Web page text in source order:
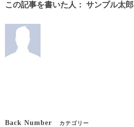
この記事を書いた人： サンプル太郎
Back Number カテゴリー